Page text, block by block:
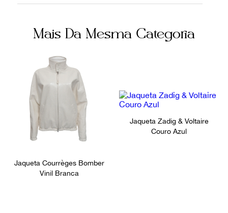
Mais Da Mesma Categoria
Jaqueta Courrèges Bomber
Vinil Branca
Jaqueta Zadig & Voltaire
Couro Azul